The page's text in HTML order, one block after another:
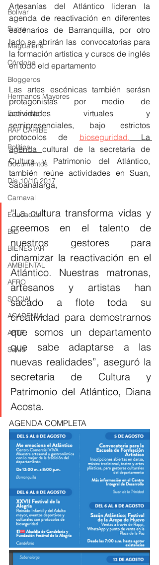
Bolívar
Sucre
Magdalena
Córdoba
Bloggeros
Hermanos Mayores
Economía
RAP CARIBE
Política
Documentos
Día 10/10 2017
Carnaval
Educación
BID
BIENESTAR
AMBIENTAL
AFRO
SOCIAL
ACADEMIA
ARTE
Salud
Artesanías del Atlántico lideran la
agenda de reactivación en diferentes
escenarios de Barranquilla, por otro
lado se abrirán las  convocatorias para
la formación artística y cursos de inglés
en todo eld epartamento
Las artes escénicas también serásn
protagonistas por medio de
actividades virtuales y
semipresenciales, bajo estrictos
protocolos de bioseguridad. La
agenda cultural de la secretaría de
Cultura y Patrimonio del Atlántico,
también reúne actividades en Suan,
Sabanalarga,
“La cultura transforma vidas y
creemos en el talento de
nuestros gestores para
dinamizar la reactivación en el
Atlántico. Nuestras matronas,
artesanos y artistas han
sacado a flote toda su
creatividad para demostrarnos
que somos un departamento
que sabe adaptarse a las
nuevas realidades”, aseguró la
secretaria de Cultura y
Patrimonio del Atlántico, Diana
Acosta.
AGENDA COMPLETA